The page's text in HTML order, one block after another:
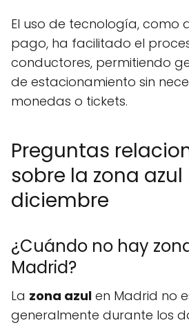
El uso de tecnología, como
pago, ha facilitado el
conductores, permitiendo
de estacionamiento sin
monedas o tickets.
Preguntas
sobre la zona azul
diciembre
¿Cuándo no hay
Madrid?
La zona azul en Madrid no
generalmente durante los